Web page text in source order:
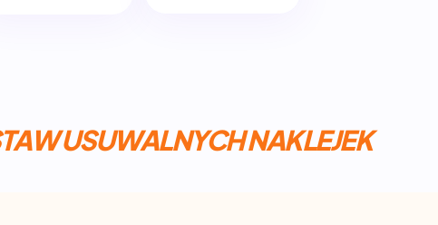
USUWALNYCH NAKLEJEK